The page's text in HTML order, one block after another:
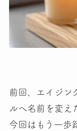
前回、エイジン
ルへ名前を変え
今回はもう一歩